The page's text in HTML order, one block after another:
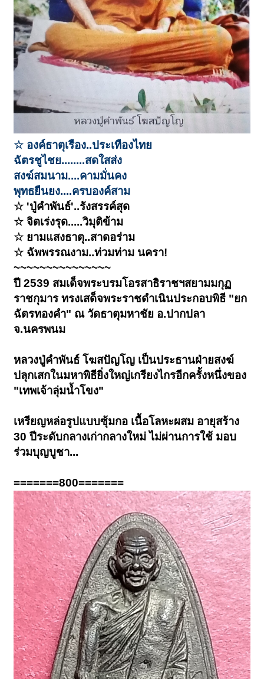
☆ องค์ธาตุเรือง..ประเทืองไทย
ฉัตรชูไชย........สดใสส่ง
สงฆ์สมนาม....คามมั่นคง
พุทธยืนยง....ครบองค์สาม
☆ 'ปู่คำพันธ์'..รังสรรค์สุด
☆ จิตเร่งรุด.....วิมุติข้าม
☆ ยามแสงธาตุ..สาดอร่าม
☆ ฉัพพรรณงาม..ท่วมท่าม นครา!
~~~~~~~~~~~~~~~
ปี 2539 สมเด็จพระบรมโอรสาธิราชฯสยามมกุฏ
ราชกุมาร ทรงเสด็จพระราชดำเนินประกอบพิธี "ยก
ฉัตรทองคำ" ณ วัดธาตุมหาชัย อ.ปากปลา
จ.นครพนม
หลวงปู่คำพันธ์ โฆสปัญโญ เป็นประธานฝ่ายสงฆ์
ปลุกเสกในมหาพิธียิ่งใหญ่เกรียงไกรอีกครั้งหนึ่งของ
"เทพเจ้าลุ่มน้ำโขง"
เหรียญหล่อรูปแบบซุ้มกอ เนื้อโลหะผสม อายุสร้าง
30 ปีระดับกลางเก่ากลางใหม่ ไม่ผ่านการใช้ มอบ
ร่วมบุญบูชา...
=======800=======